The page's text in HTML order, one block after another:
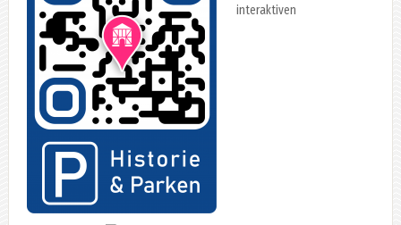
interaktiven